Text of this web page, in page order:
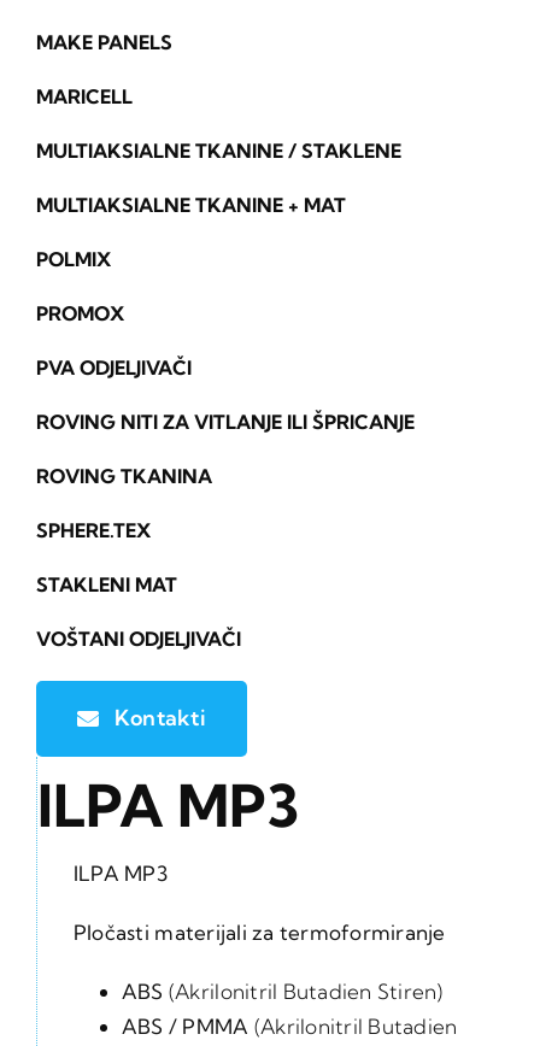
MAKE PANELS
MARICELL
MULTIAKSIALNE TKANINE / STAKLENE
MULTIAKSIALNE TKANINE + MAT
POLMIX
PROMOX
PVA ODJELJIVAČI
ROVING NITI ZA VITLANJE ILI ŠPRICANJE
ROVING TKANINA
SPHERE.TEX
STAKLENI MAT
VOŠTANI ODJELJIVAČI
Kontakti
ILPA MP3
ILPA MP3
Pločasti materijali za termoformiranje
ABS (Akrilonitril Butadien Stiren)
ABS / PMMA (Akrilonitril Butadien